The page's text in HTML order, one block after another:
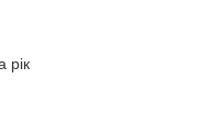
рік